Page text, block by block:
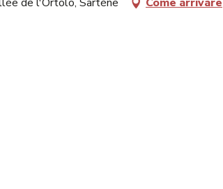
de l'Ortolo, Sartène Come arrivare